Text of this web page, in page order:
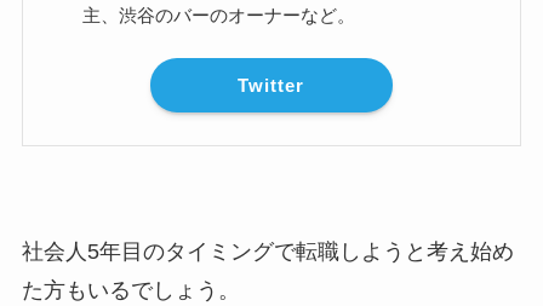
主、渋谷のバーのオーナーなど。
Twitter
社会人5年目のタイミングで転職しようと考え始め
た方もいるでしょう。